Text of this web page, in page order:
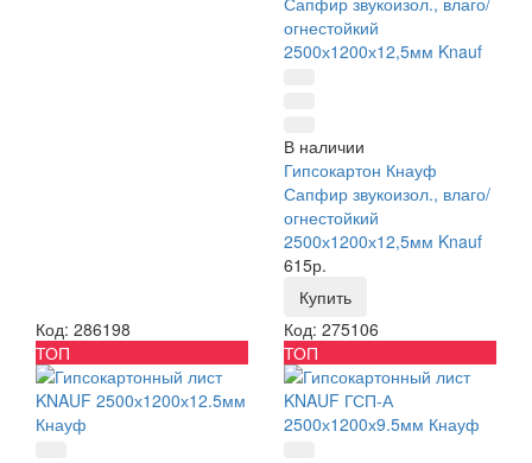
В наличии
Гипсокартон Кнауф
Сапфир звукоизол., влаго/
огнестойкий
2500х1200х12,5мм Knauf
615р.
Купить
Код: 286198
ТОП
Код: 275106
ТОП